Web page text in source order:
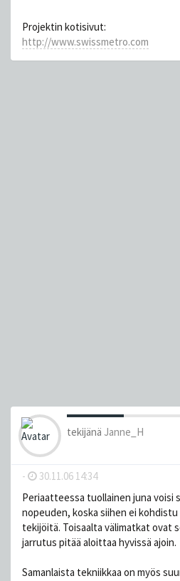
Projektin kotisivut:
http://www.swissmetro.com
tekijänä Janne_H
- 30.11.06 14:34
Periaatteessa tuollainen juna voisi
nopeuden, koska siihen ei
tekijöitä. Toisaalta välimatkat ovat
jarrutus pitää aloittaa hyvissä ajoin.
Samanlaista tekniikkaa on myös